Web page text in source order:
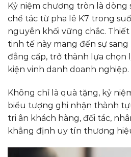
Kỷ niệm chương tròn là dòng
chế tác từ pha lê K7 trong
nguyên khối vững chắc.
tinh tế này mang đến sự
đẳng cấp, trở thành lựa chọn
kiện vinh danh doanh nghiệp.
Không chỉ là quà tặng, kỷ
biểu tượng ghi nhận thành
tri ân khách hàng, đối tác,
khẳng định uy tín thương